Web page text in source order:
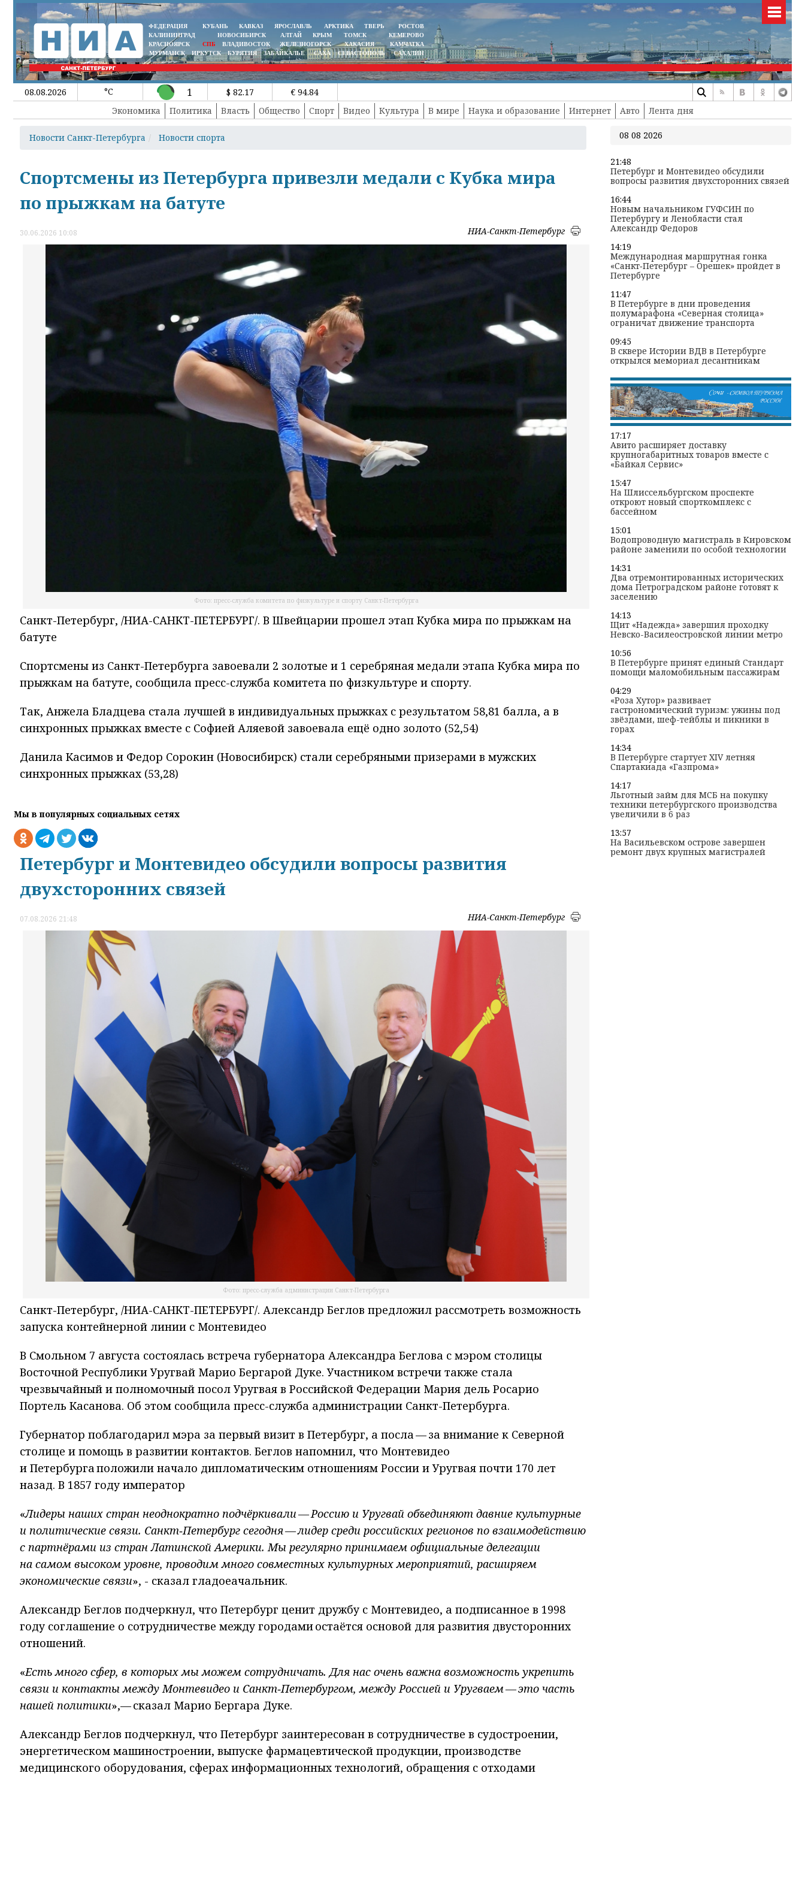
ФЕДЕРАЦИЯ КУБАНЬ КАВКАЗ ЯРОСЛАВЛЬ АРКТИКА ТВЕРЬ
РОСТОВ
КАЛИНИНГРАД
НОВОСИБИРСК АЛТАЙ КРЫМ ТОМСК
КЕМЕРОВО
КРАСНОЯРСК
СПБ ВЛАДИВОСТОК ЖЕЛЕЗНОГОРСК ХАКАСИЯ
КАМЧАТКА
МУРМАНСК
ИРКУТСК БУРЯТИЯ ЗАБАЙКАЛЬЕ САХА СЕВАСТОПОЛЬ САХАЛИН
08.08.2026 °C 1 $ 82.17
€ 94.84
Экономика
Политика Власть Общество Спорт Видео Культура В мире Наука и образование Интернет Авто Лента дня
Новости Санкт-Петербурга Новости спорта
Спортсмены из Петербурга привезли медали с Кубка мира
по прыжкам на батуте
30.06.2026 10:08 НИА-Санкт-Петербург
Фото: пресс-служба комитета по физкультуре и спорту Санкт-Петербурга
Санкт-Петербург, /НИА-САНКТ-ПЕТЕРБУРГ/. В Швейцарии прошел этап Кубка мира по прыжкам на
батуте
Спортсмены из Санкт-Петербурга завоевали 2 золотые и 1 серебряная медали этапа Кубка мира по
прыжкам на батуте, сообщила пресс-служба комитета по физкультуре и спорту.
Так, Анжела Бладцева стала лучшей в индивидуальных прыжках с результатом 58,81 балла, а в
синхронных прыжках вместе с Софией Аляевой завоевала ещё одно золото (52,54)
Данила Касимов и Федор Сорокин (Новосибирск) стали серебряными призерами в мужских
синхронных прыжках (53,28)
Мы в популярных социальных сетях
Петербург и Монтевидео обсудили вопросы развития
двухсторонних связей
07.08.2026 21:48 НИА-Санкт-Петербург
Фото: пресс-служба администрации Санкт-Петербурга
Санкт-Петербург, /НИА-САНКТ-ПЕТЕРБУРГ/. Александр Беглов предложил рассмотреть возможность
запуска контейнерной линии с Монтевидео
В Смольном 7 августа состоялась встреча губернатора Александра Беглова с мэром столицы
Восточной Республики Уругвай Марио Бергарой Дуке. Участником встречи также стала
чрезвычайный и полномочный посол Уругвая в Российской Федерации Мария дель Росарио
Портель Касанова. Об этом сообщила пресс-служба администрации Санкт-Петербурга.
Губернатор поблагодарил мэра за первый визит в Петербург, а посла — за внимание к Северной
столице и помощь в развитии контактов. Беглов напомнил, что Монтевидео
и Петербурга положили начало дипломатическим отношениям России и Уругвая почти 170 лет
назад. В 1857 году император
«Лидеры наших стран неоднократно подчёркивали — Россию и Уругвай объединяют давние культурные
и политические связи. Санкт‑Петербург сегодня — лидер среди российских регионов по взаимодействию
с партнёрами из стран Латинской Америки. Мы регулярно принимаем официальные делегации
на самом высоком уровне, проводим много совместных культурных мероприятий, расширяем
экономические связи», - сказал гладоеачальник.
Александр Беглов подчеркнул, что Петербург ценит дружбу с Монтевидео, а подписанное в 1998
году соглашение о сотрудничестве между городами остаётся основой для развития двусторонних
отношений.
«Есть много сфер, в которых мы можем сотрудничать. Для нас очень важна возможность укрепить
связи и контакты между Монтевидео и Санкт‑Петербургом, между Россией и Уругваем — это часть
нашей политики»,— сказал Марио Бергара Дуке.
Александр Беглов подчеркнул, что Петербург заинтересован в сотрудничестве в судостроении,
энергетическом машиностроении, выпуске фармацевтической продукции, производстве
медицинского оборудования, сферах информационных технологий, обращения с отходами
08 08 2026
21:48
Петербург и Монтевидео обсудили
вопросы развития двухсторонних связей
16:44
Новым начальником ГУФСИН по
Петербургу и Ленобласти стал
Александр Федоров
14:19
Международная маршрутная гонка
«Санкт‑Петербург – Орешек» пройдет в
Петербурге
11:47
В Петербурге в дни проведения
полумарафона «Северная столица»
ограничат движение транспорта
09:45
В сквере Истории ВДВ в Петербурге
открылся мемориал десантникам
17:17
Авито расширяет доставку
крупногабаритных товаров вместе с
«Байкал Сервис»
15:47
На Шлиссельбургском проспекте
откроют новый спорткомплекс с
бассейном
15:01
Водопроводную магистраль в Кировском
районе заменили по особой технологии
14:31
Два отремонтированных исторических
дома Петроградском районе готовят к
заселению
14:13
Щит «Надежда» завершил проходку
Невско-Василеостровской линии метро
10:56
В Петербурге принят единый Стандарт
помощи маломобильным пассажирам
04:29
«Роза Хутор» развивает
гастрономический туризм: ужины под
звёздами, шеф-тейблы и пикники в
горах
14:34
В Петербурге стартует XIV летняя
Спартакиада «Газпрома»
14:17
Льготный займ для МСБ на покупку
техники петербургского производства
увеличили в 6 раз
13:57
На Васильевском острове завершен
ремонт двух крупных магистралей